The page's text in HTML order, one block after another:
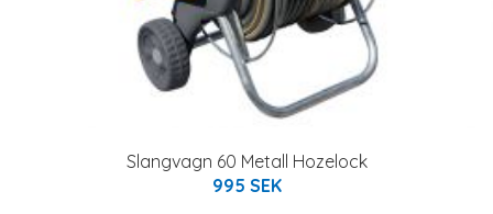
Slangvagn 60 Metall Hozelock
995 SEK